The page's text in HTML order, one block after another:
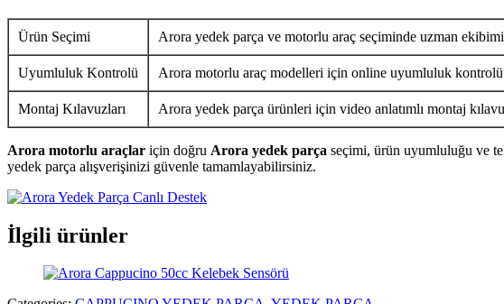
Ürün Seçimi Arora yedek parça ve motorlu araç seçiminde uzman
Uyumluluk Kontrolü Arora motorlu araç modelleri için online uyumluluk
Montaj Kılavuzları Arora yedek parça ürünleri için video anlatımlı montaj
Arora motorlu araçlar için doğru Arora yedek parça seçimi, ürün uyumluluğu ve
yedek parça alışverişinizi güvenle tamamlayabilirsiniz.
İlgili ürünler